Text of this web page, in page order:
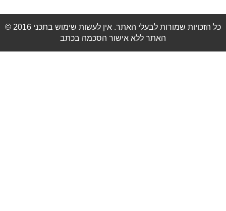
© 2016 כל הזכויות שמורות לבעלי האתר. אין לעשות שימוש בתכני
האתר ללא אישור הסכמה בכתב